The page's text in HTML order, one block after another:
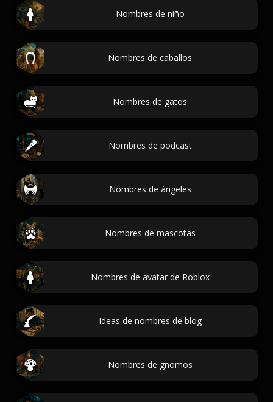
Nombres de niño
Nombres de caballos
Nombres de gatos
Nombres de podcast
Nombres de ángeles
Nombres de mascotas
Nombres de avatar de Roblox
Ideas de nombres de blog
Nombres de gnomos